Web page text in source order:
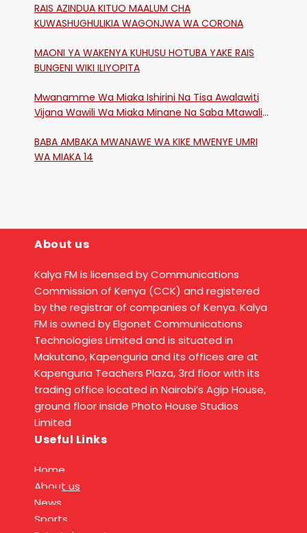
RAIS AZINDUA KITUO MAALUM CHA
KUWASHUGHULIKIA WAGONJWA WA CORONA
MAONI YA WAKENYA KUHUSU HOTUBA YAKE RAIS
BUNGENI WIKI ILIYOPITA
Mwanamme Wa Miaka Ishirini Na Tisa Awalawiti
Vijana Wawili Wa Miaka Minane Na Saba Mtawalia
BABA AMBAKA MWANAWE WA KIKE MWENYE UMRI
WA MIAKA 14
About us
Kalya FM is licensed by Communications
Commission of Kenya (CCK) and registered
by the registrar of companies of Kenya. Kalya
FM is owned by Elgonet Communications
Technologies Limited and is situated in
Makutano, Kapenguria and its offices are at
Kapenguria Teachers Plaza, 3rd floor with its
trading office located in Nairobi’s Agip House,
ground floor inside Photo House Studios
Limited
Useful Links
Home
About us
News
Sports